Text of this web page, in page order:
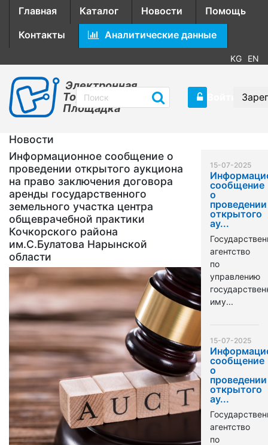
Главная Каталог Новости
Помощь
Контакты
Аналитические данные
KG EN
Электронная
Торговая
Площадка
Новости
Информационное сообщение о
проведении открытого аукциона
на право заключения договора
аренды государственного
земельного участка центра
общеврачебной практики
Кочкорского района
им.С.Булатова Нарынской
области
15-07-2025
сообщение
о
проведении
открытого
ау...
агентство
по
управлению
иму...
15-07-2025
сообщение
о
проведении
открытого
ау...
агентство
по